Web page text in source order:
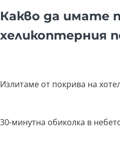
Какво да имате
хеликоптерния
Излитаме от покрива на
30-минутна обиколка в